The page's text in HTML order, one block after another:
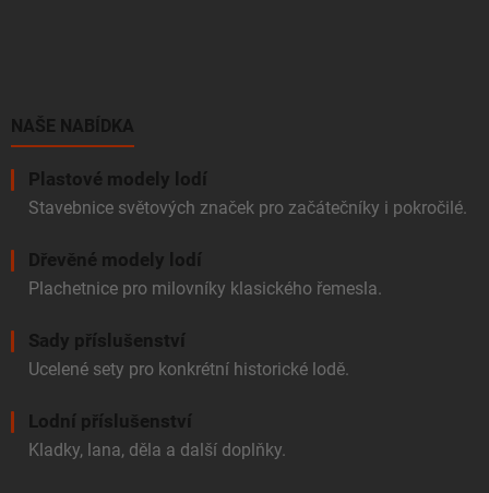
NAŠE NABÍDKA
Plastové modely lodí
Stavebnice světových značek pro začátečníky i pokročilé.
Dřevěné modely lodí
Plachetnice pro milovníky klasického řemesla.
Sady příslušenství
Ucelené sety pro konkrétní historické lodě.
Lodní příslušenství
Kladky, lana, děla a další doplňky.